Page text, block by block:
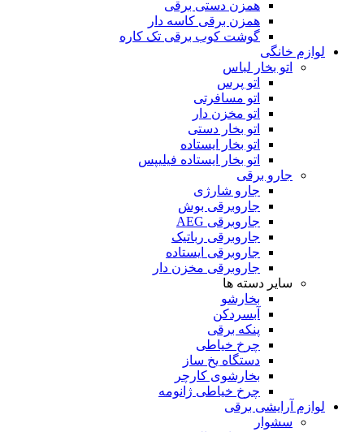
همزن دستی برقی
همزن برقی کاسه دار
گوشت کوب برقی تک کاره
لوازم خانگی
اتو بخار لباس
اتو پرس
اتو مسافرتی
اتو مخزن دار
اتو بخار دستی
اتو بخار ایستاده
اتو بخار ایستاده فیلیپس
جارو برقی
جارو شارژی
جاروبرقی بوش
جاروبرقی AEG
جاروبرقی رباتیک
جاروبرقی ایستاده
جاروبرقی مخزن دار
سایر دسته ها
بخارشو
آبسردکن
پنکه برقی
چرخ خیاطی
دستگاه یخ ساز
بخارشوی کارچر
چرخ خیاطی ژانومه
لوازم آرایشی برقی
سشوار